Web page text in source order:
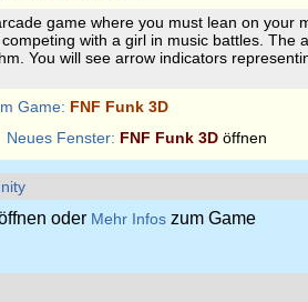
game where you must lean on your
with a girl in music battles. The
You will see arrow indicators
Game: FNF Funk 3D
Neues Fenster: FNF Funk 3D öffnen
oder Mehr Infos zum Game